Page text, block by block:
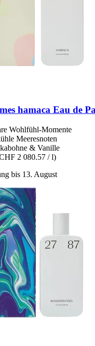
hamaca Eau de
Wohlfühl-Momente
Meeresnoten
& Vanille
2 080.57 / l)
bis 13. August